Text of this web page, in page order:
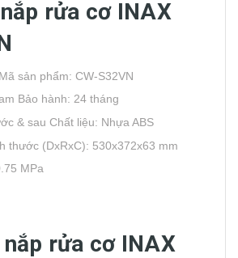
rửa cơ INAX
Mã sản phẩm: CW-S32VN
Bảo hành: 24 tháng
& sau Chất liệu: Nhựa ABS
thước (DxRxC): 530x372x63 mm
MPa
rửa cơ INAX